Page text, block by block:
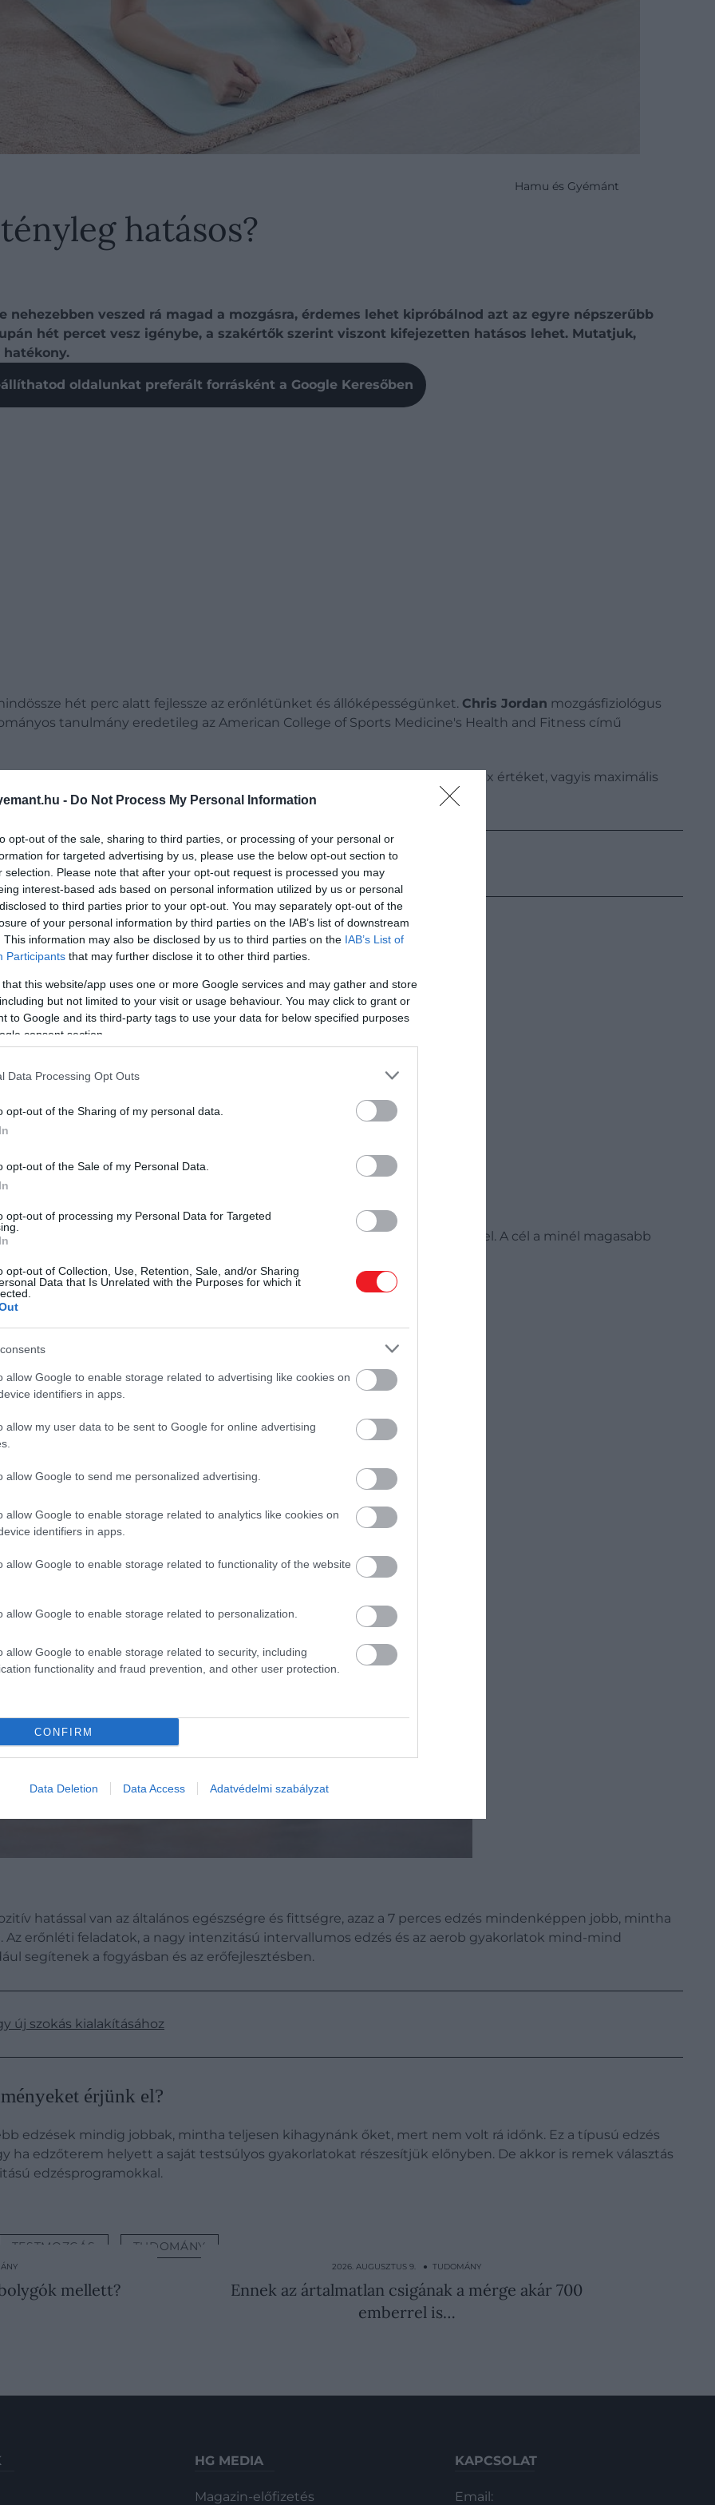
- Do Not Process My Personal Information
opt-out of the sale, sharing to third parties, or processing of your personal or
for targeted advertising by us, please use the below opt-out section to
selection. Please note that after your opt-out request is processed you may
interest-based ads based on personal information utilized by us or personal
to third parties prior to your opt-out. You may separately opt-out of the
of your personal information by third parties on the IAB’s list of downstream
This information may also be disclosed by us to third parties on the IAB’s List of
Participants that may further disclose it to other third parties.
that this website/app uses one or more Google services and may gather and store
but not limited to your visit or usage behaviour. You may click to grant or
to Google and its third-party tags to use your data for below specified purposes
consent section.
Data Processing Opt Outs
opt-out of the Sharing of my personal data.
opt-out of the Sale of my Personal Data.
opt-out of processing my Personal Data for Targeted
opt-out of Collection, Use, Retention, Sale, and/or Sharing
Data that Is Unrelated with the Purposes for which it
allow Google to enable storage related to advertising like cookies on
identifiers in apps.
allow my user data to be sent to Google for online advertising
allow Google to send me personalized advertising.
allow Google to enable storage related to analytics like cookies on
identifiers in apps.
allow Google to enable storage related to functionality of the website
allow Google to enable storage related to personalization.
allow Google to enable storage related to security, including
functionality and fraud prevention, and other user protection.
CONFIRM
Data Deletion Data Access Adatvédelmi szabályzat
Hamu és Gyémánt
hatásos?
veszed rá magad a mozgásra, érdemes lehet kipróbálnod azt az egyre népszerűbb
hét percet vesz igénybe, a szakértők szerint viszont kifejezetten hatásos lehet. Mutatjuk,
oldalunkat preferált forrásként a Google Keresőben
hét perc alatt fejlessze az erőnlétünket és állóképességünket. Chris Jordan mozgásfiziológus
tanulmány eredetileg az American College of Sports Medicine's Health and Fitness című
a testsúly, idővel pedig izomépítő hatással bír, valamint javítja a VO2 max értéket, vagyis maximális
veszítsünk a súlyunkból?
szükséges végezni, a gyakorlatok között 5-10 másodperces szünettel. A cél a minél magasabb
hatással van az általános egészségre és fittségre, azaz a 7 perces edzés mindenképpen jobb, mintha
erőnléti feladatok, a nagy intenzitású intervallumos edzés és az aerob gyakorlatok mind-mind
segítenek a fogyásban és az erőfejlesztésben.
új szokás kialakításához
érjünk el?
edzések mindig jobbak, mintha teljesen kihagynánk őket, mert nem volt rá időnk. Ez a típusú edzés
ha edzőterem helyett a saját testsúlyos gyakorlatokat részesítjük előnyben. De akkor is remek választás
edzésprogramokkal.
TESTMOZGÁS TUDOMÁNY
mellett?
2026. AUGUSZTUS 9. ● TUDOMÁNY
Ennek az ártalmatlan csigának a mérge akár 700
emberrel is…
HG MEDIA
Magazin-előfizetés
KAPCSOLAT
Email: